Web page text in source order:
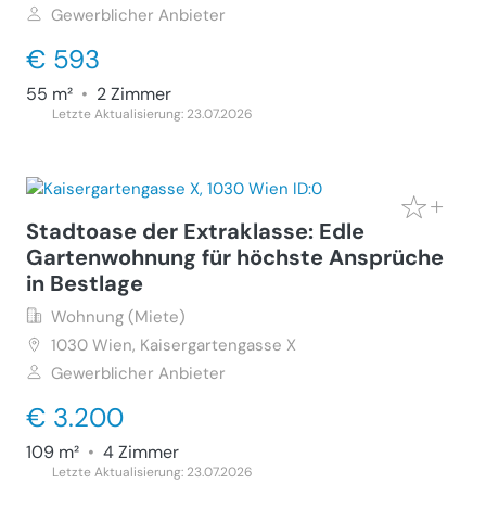
Gewerblicher Anbieter
€ 593
55 m² • 2 Zimmer
Letzte Aktualisierung: 23.07.2026
Stadtoase der Extraklasse: Edle
Gartenwohnung für höchste Ansprüche
in Bestlage
Wohnung (Miete)
1030 Wien, Kaisergartengasse X
Gewerblicher Anbieter
€ 3.200
109 m² • 4 Zimmer
Letzte Aktualisierung: 23.07.2026